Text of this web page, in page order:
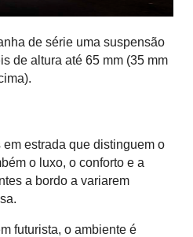
de série uma suspensão
de altura até 65 mm (35 mm
estrada que distinguem o
o luxo, o conforto e a
a bordo a variarem
futurista, o ambiente é